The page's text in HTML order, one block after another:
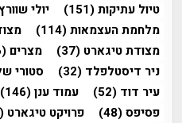
טיול עתיקות(151) יולי
מלחמת העצמאות(114)
מצודת טיגארט (37) מצרים (36)
ניר דיסטלפלד (32) סטורי
עיר דוד (52) עמוד ענן(146)
פסיפס(48) פרויקט טיגארט